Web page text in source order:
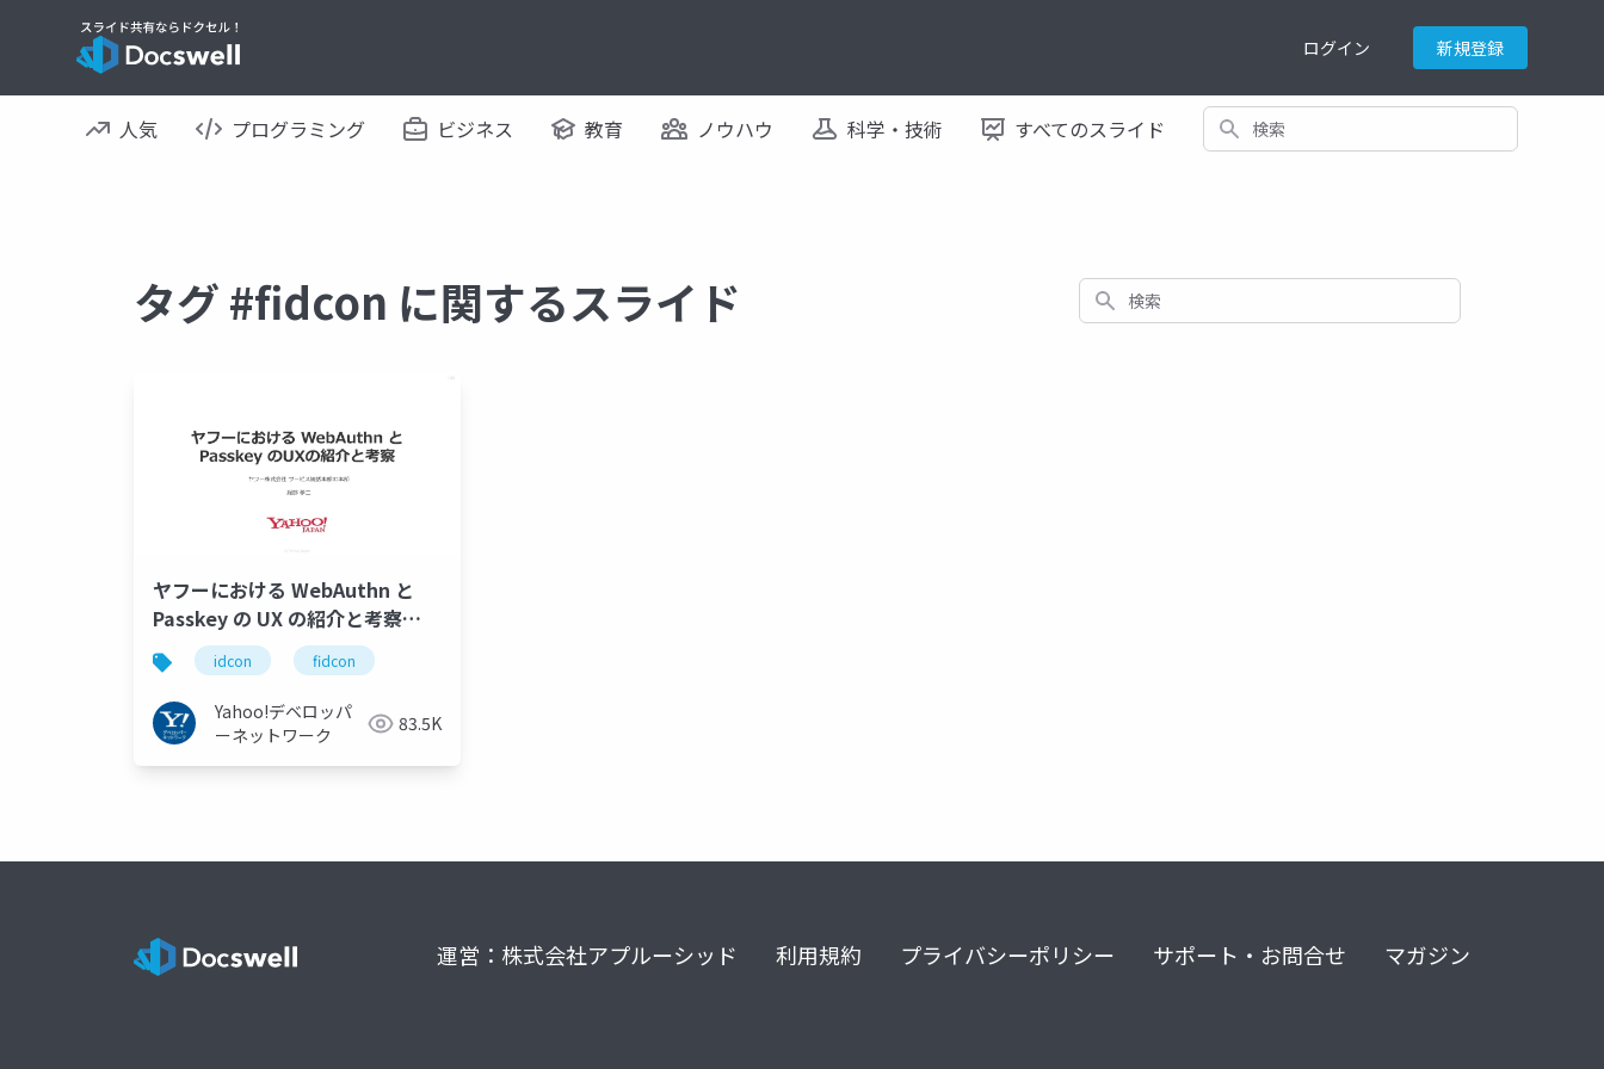
ログイン 新規登録
人気 プログラミング ビジネス 教育 ノウハウ 科学・技術 すべてのスライド 検索
タグ #fidcon に関するスライド 検索
ヤフーにおける WebAuthn と
Passkey の UX の紹介と考察
#idcon #fidcon
idcon fidcon
Yahoo!デベロッパ
ーネットワーク
83.5K
運営：株式会社アプルーシッド 利用規約 プライバシーポリシー サポート・お問合せ マガジン